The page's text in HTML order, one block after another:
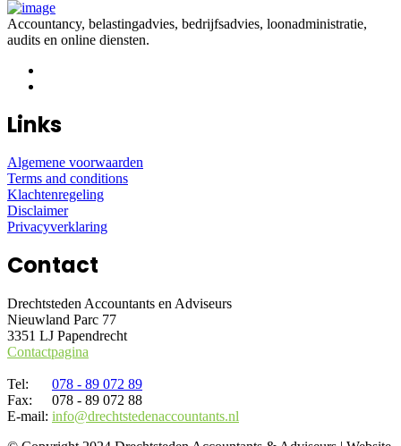
Accountancy, belastingadvies, bedrijfsadvies, loonadministratie,
audits en online diensten.
Links
Algemene voorwaarden
Terms and conditions
Klachtenregeling
Disclaimer
Privacyverklaring
Contact
Drechtsteden Accountants en Adviseurs
Nieuwland Parc 77
3351 LJ Papendrecht
Contactpagina
Tel:
078 - 89 072 89
Fax:
078 - 89 072 88
E-mail: info@drechtstedenaccountants.nl